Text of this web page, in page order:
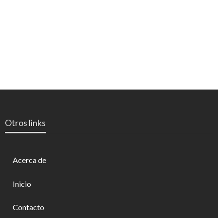
Otros links
Acerca de
Inicio
Contacto